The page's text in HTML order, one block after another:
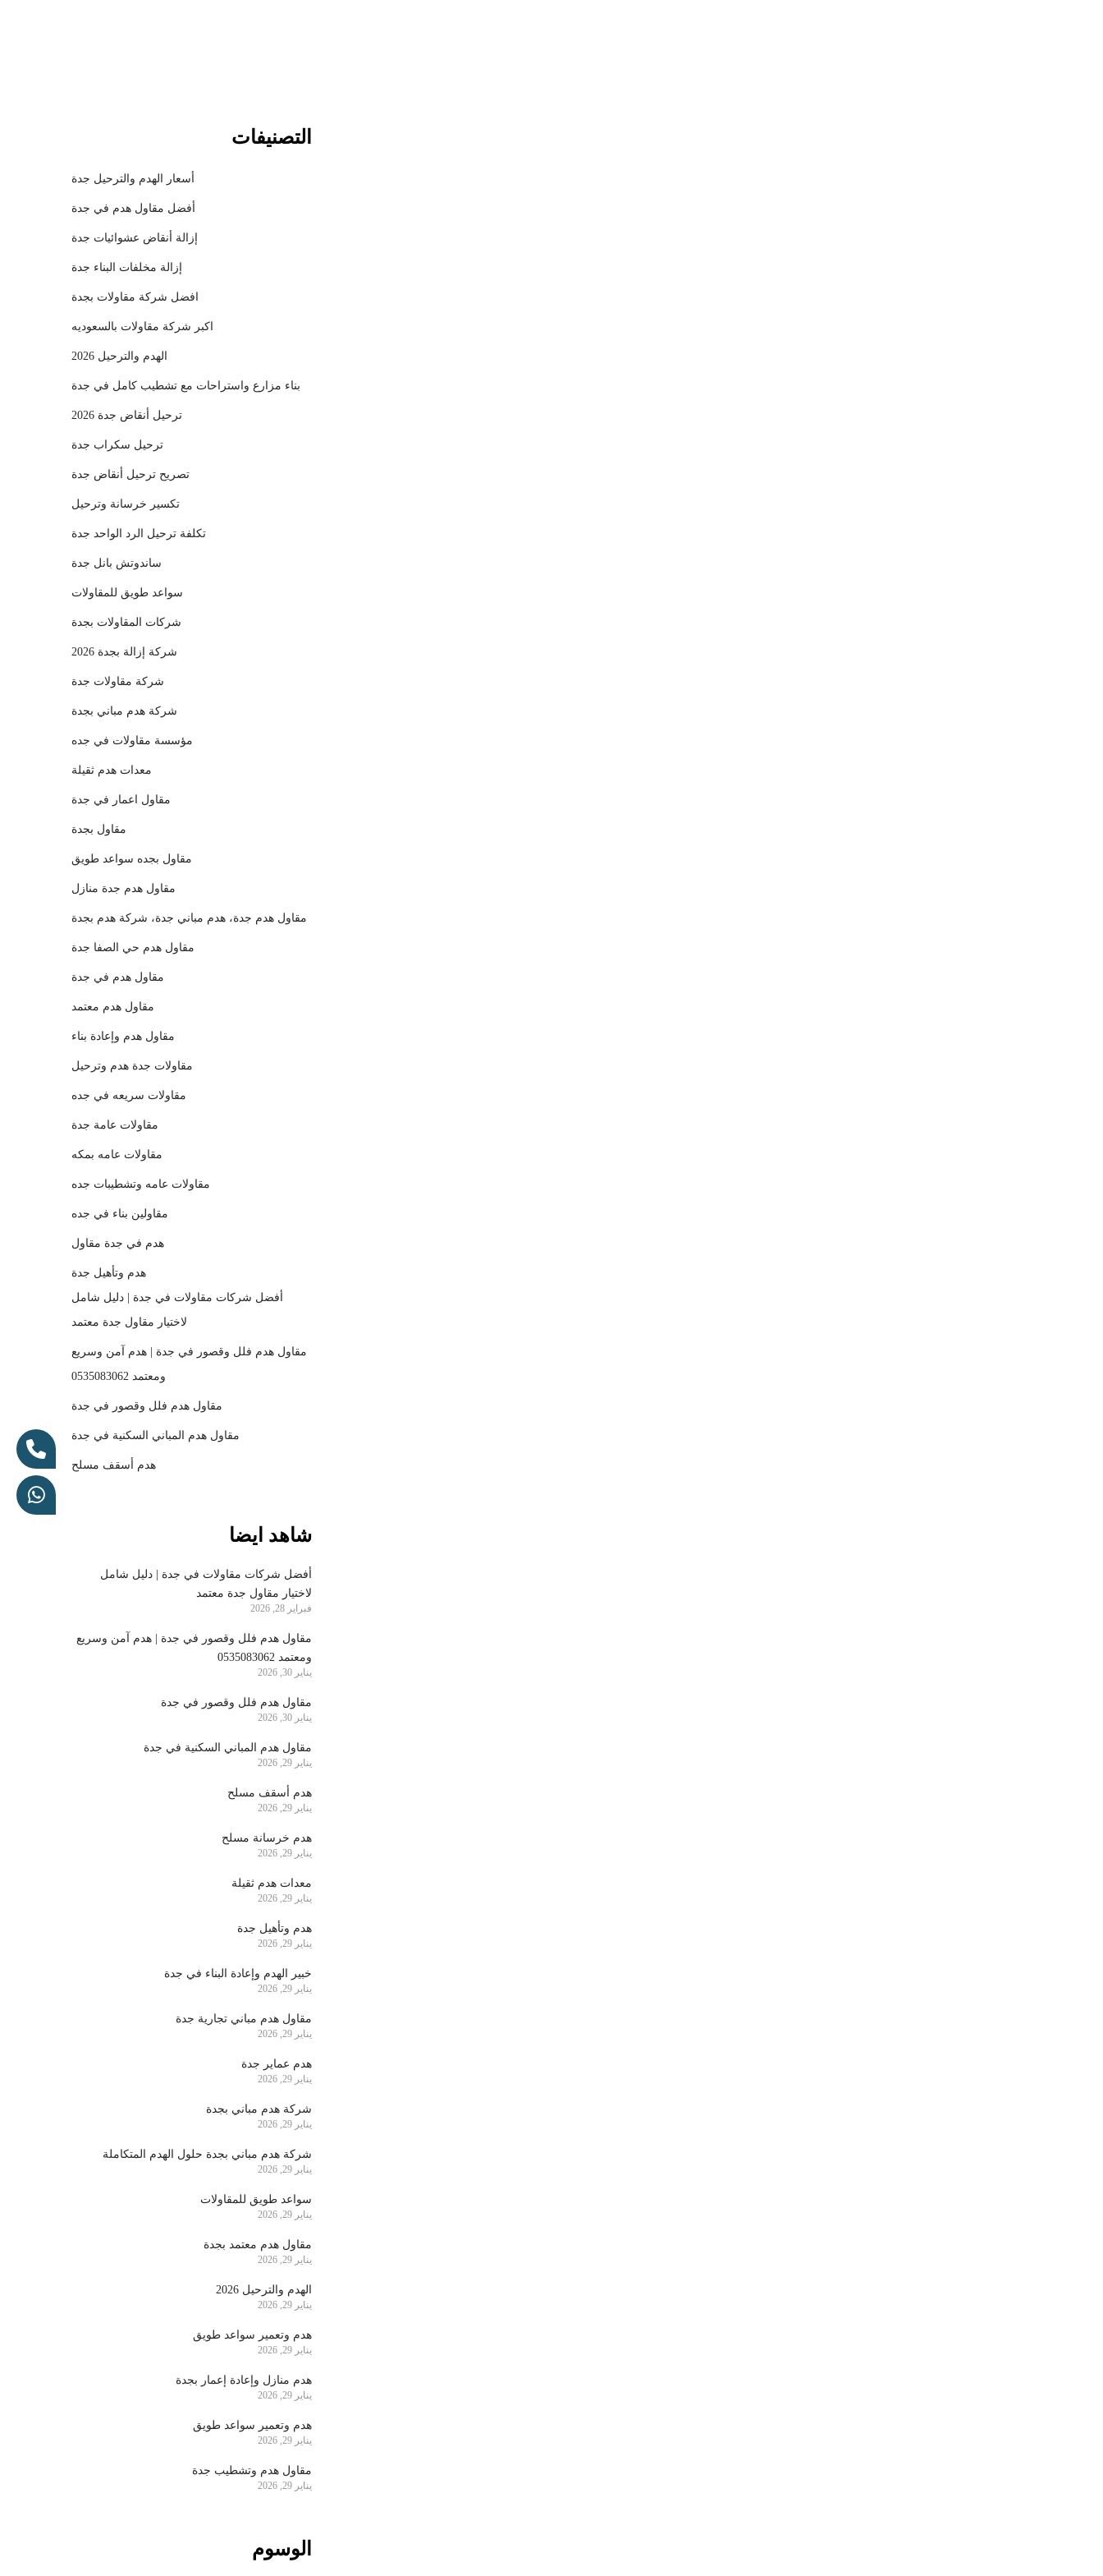
التصنيفات
أسعار الهدم والترحيل جدة
أفضل مقاول هدم في جدة
إزالة أنقاض عشوائيات جدة
إزالة مخلفات البناء جدة
افضل شركة مقاولات بجدة
اكبر شركة مقاولات بالسعوديه
الهدم والترحيل 2026
بناء مزارع واستراحات مع تشطيب كامل في جدة
ترحيل أنقاض جدة 2026
ترحيل سكراب جدة
تصريح ترحيل أنقاض جدة
تكسير خرسانة وترحيل
تكلفة ترحيل الرد الواحد جدة
ساندوتش بانل جدة
سواعد طويق للمقاولات
شركات المقاولات بجدة
شركة إزالة بجدة 2026
شركة مقاولات جدة
شركة هدم مباني بجدة
مؤسسة مقاولات في جده
معدات هدم ثقيلة
مقاول اعمار في جدة
مقاول بجدة
مقاول بجده سواعد طويق
مقاول هدم جدة منازل
مقاول هدم جدة، هدم مباني جدة، شركة هدم بجدة
مقاول هدم حي الصفا جدة
مقاول هدم في جدة
مقاول هدم معتمد
مقاول هدم وإعادة بناء
مقاولات جدة هدم وترحيل
مقاولات سريعه في جده
مقاولات عامة جدة
مقاولات عامه بمكه
مقاولات عامه وتشطيبات جده
مقاولين بناء في جده
هدم في جدة مقاول
هدم وتأهيل جدة
أفضل شركات مقاولات في جدة | دليل شامل
لاختيار مقاول جدة معتمد
مقاول هدم فلل وقصور في جدة | هدم آمن وسريع
ومعتمد 0535083062
مقاول هدم فلل وقصور في جدة
مقاول هدم المباني السكنية في جدة
هدم أسقف مسلح
شاهد ايضا
أفضل شركات مقاولات في جدة | دليل شامل
لاختيار مقاول جدة معتمد
فبراير 28, 2026
مقاول هدم فلل وقصور في جدة | هدم آمن وسريع
ومعتمد 0535083062
يناير 30, 2026
مقاول هدم فلل وقصور في جدة
يناير 30, 2026
مقاول هدم المباني السكنية في جدة
يناير 29, 2026
هدم أسقف مسلح
يناير 29, 2026
هدم خرسانة مسلح
يناير 29, 2026
معدات هدم ثقيلة
يناير 29, 2026
هدم وتأهيل جدة
يناير 29, 2026
خبير الهدم وإعادة البناء في جدة
يناير 29, 2026
مقاول هدم مباني تجارية جدة
يناير 29, 2026
هدم عماير جدة
يناير 29, 2026
شركة هدم مباني بجدة
يناير 29, 2026
شركة هدم مباني بجدة حلول الهدم المتكاملة
يناير 29, 2026
سواعد طويق للمقاولات
يناير 29, 2026
مقاول هدم معتمد بجدة
يناير 29, 2026
الهدم والترحيل 2026
يناير 29, 2026
هدم وتعمير سواعد طويق
يناير 29, 2026
هدم منازل وإعادة إعمار بجدة
يناير 29, 2026
هدم وتعمير سواعد طويق
يناير 29, 2026
مقاول هدم وتشطيب جدة
يناير 29, 2026
الوسوم